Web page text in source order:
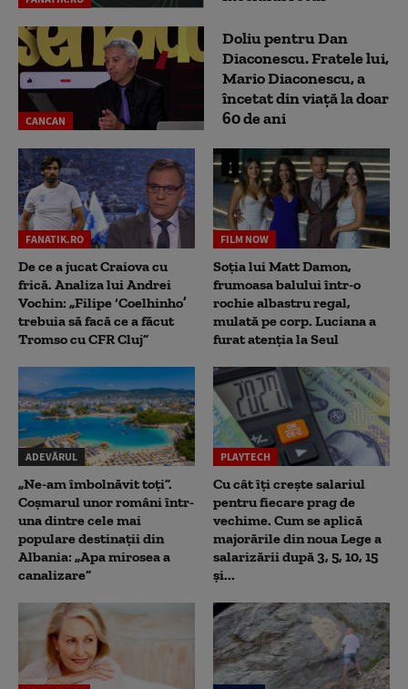
CANCAN
Doliu pentru Dan
Diaconescu. Fratele lui,
Mario Diaconescu, a
încetat din viață la doar
60 de ani
FANATIK.RO
De ce a jucat Craiova cu
frică. Analiza lui Andrei
Vochin: „Filipe ‘Coelhinho’
trebuia să facă ce a făcut
Tromso cu CFR Cluj”
FILM NOW
Soția lui Matt Damon,
frumoasa balului într-o
rochie albastru regal,
mulată pe corp. Luciana a
furat atenția la Seul
ADEVĂRUL
„Ne-am îmbolnăvit toți”.
Coșmarul unor români într-
una dintre cele mai
populare destinații din
Albania: „Apa mirosea a
canalizare”
PLAYTECH
Cu cât îți crește salariul
pentru fiecare prag de
vechime. Cum se aplică
majorările din noua Lege a
salarizării după 3, 5, 10, 15
și...